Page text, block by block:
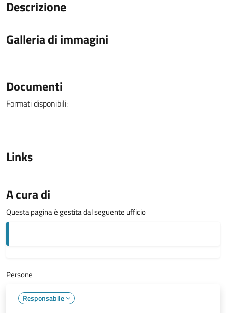
Descrizione
Galleria di immagini
Documenti
Formati disponibili:
Links
A cura di
Questa pagina è gestita dal seguente ufficio
Persone
Responsabile